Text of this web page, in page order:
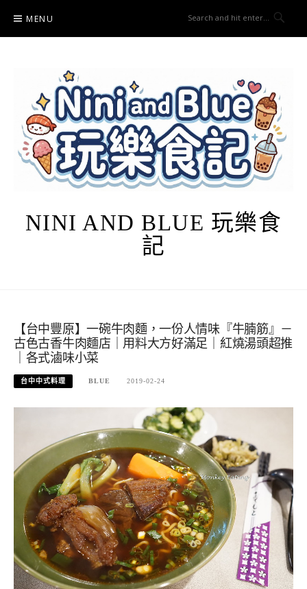
content
MENU
NINI AND BLUE 玩樂食
記
【台中豐原】一碗牛肉麵，一份人情味『牛腩筋』－
古色古香牛肉麵店｜用料大方好滿足｜紅燒湯頭超推
｜各式滷味小菜
台中中式料理 BLUE 2019-02-24